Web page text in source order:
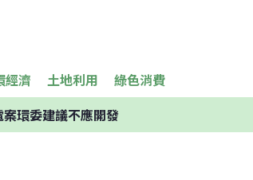
經濟 土地利用 綠色消費
環委建議不應開發